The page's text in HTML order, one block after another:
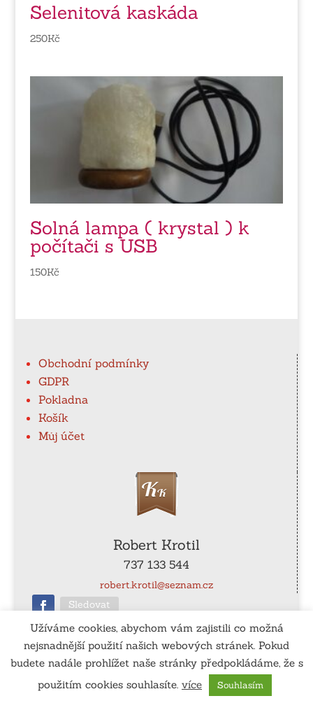
Selenitová kaskáda
250Kč
Solná lampa ( krystal ) k
počítači s USB
150Kč
Obchodní podmínky
GDPR
Pokladna
Košík
Můj účet
Robert Krotil
737 133 544
robert.krotil@seznam.cz
Sledovat
ČÚ: 115-990540267/0100
Vytvořil:www.tomassedlak.cz
Užíváme cookies, abychom vám zajistili co možná
nejsnadnější použití našich webových stránek. Pokud
budete nadále prohlížet naše stránky předpokládáme, že s
použitím cookies souhlasíte. více Souhlasím